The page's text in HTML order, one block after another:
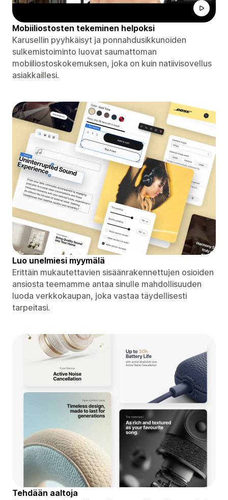
Mobiiliostosten tekeminen helpoksi
Karusellin pyyhkäisyt ja ponnahdusikkunoiden
sulkemistoiminto luovat saumattoman
mobiiliostoskokemuksen, joka on kuin natiivisovellus
asiakkaillesi.
Luo unelmiesi myymälä
Erittäin mukautettavien sisäänrakennettujen osioiden
ansiosta teemamme antaa sinulle mahdollisuuden
luoda verkkokaupan, joka vastaa täydellisesti
tarpeitasi.
Tehdään aaltoja